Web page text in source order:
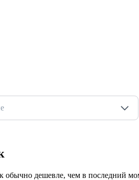
обычно дешевле, чем в последний